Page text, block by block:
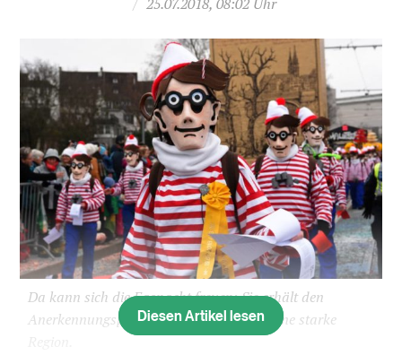
Da kann sich die Fasnacht freuen: Sie erhält den
Anerkennungspreis der Vereinigung für eine starke
Diesen Artikel lesen